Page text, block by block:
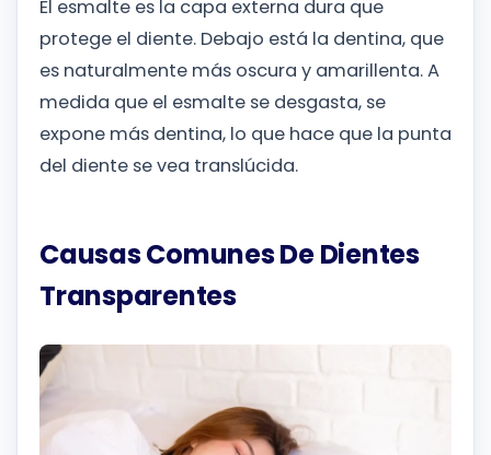
El esmalte es la capa externa dura que
protege el diente. Debajo está la dentina, que
es naturalmente más oscura y amarillenta. A
medida que el esmalte se desgasta, se
expone más dentina, lo que hace que la punta
del diente se vea translúcida.
Causas Comunes De Dientes
Transparentes